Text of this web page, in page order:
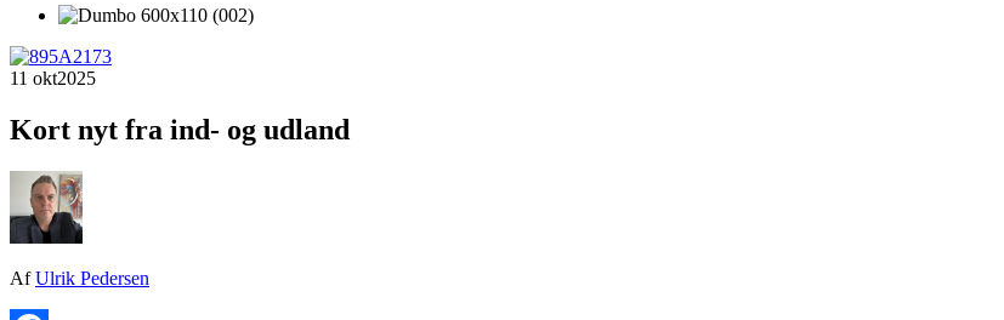
11 okt2025
Kort nyt fra ind- og udland
AfUlrik Pedersen